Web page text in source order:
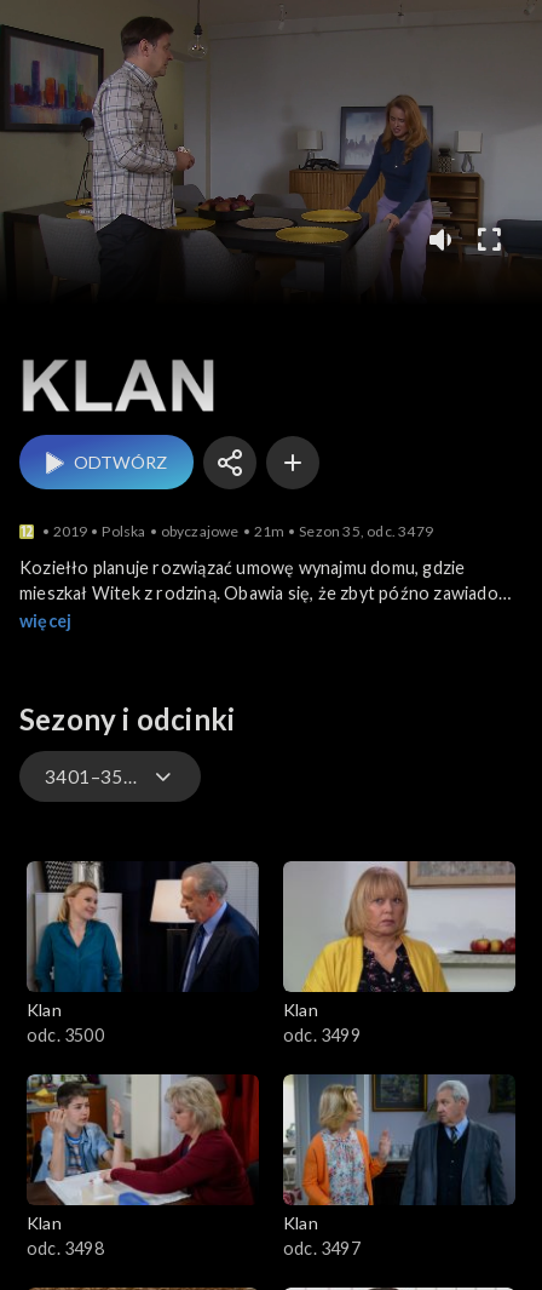
Klan
ODTWÓRZ
2019 Polska obyczajowe 21m Sezon 35, odc. 3479
Koziełło planuje rozwiązać umowę wynajmu domu, gdzie
mieszkał Witek z rodziną. Obawia się, że zbyt późno zawiadomił
właściciela i pociągnie to za sobą koszty. Surmaczowa twardo
więcej
Sezony i odcinki
3401–3500
4601–4700
4501–4600
4401–4500
4301–4400
4201–4300
4101–4200
Klan
odc. 3500
Klan
odc. 3499
Klan
odc. 3498
Klan
odc. 3497